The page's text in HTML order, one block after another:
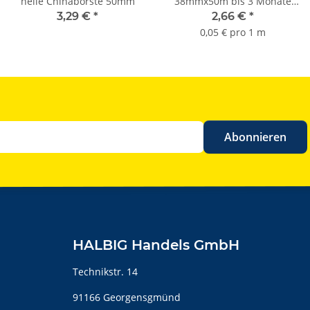
3,29 € *
Sorte K055
2,66 € *
0,05 € pro 1 m
Abonnieren
HALBIG Handels GmbH
Technikstr. 14
91166 Georgensgmünd